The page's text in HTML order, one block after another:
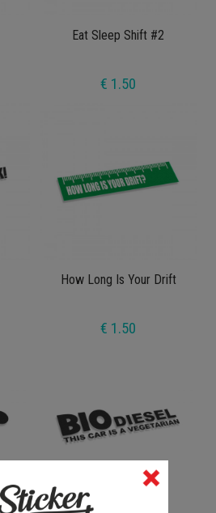
Eat Sleep Shift #2
€ 1.50
How Long Is Your Drift
€ 1.50